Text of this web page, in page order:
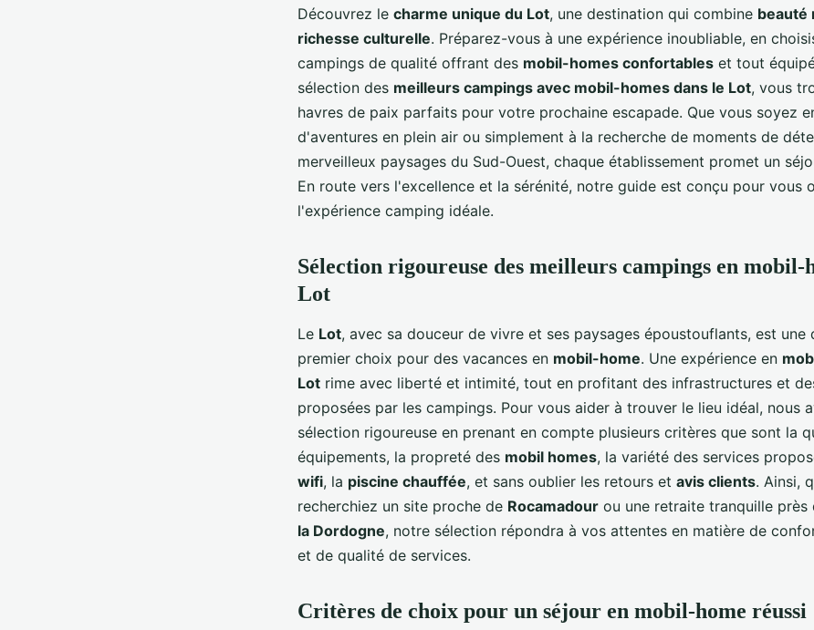
Découvrez le charme unique du Lot, une destination qui combine beauté
richesse culturelle. Préparez-vous à une expérience inoubliable, en
campings de qualité offrant des mobil-homes confortables et tout
sélection des meilleurs campings avec mobil-homes dans le Lot, vous
havres de paix parfaits pour votre prochaine escapade. Que vous soyez
d'aventures en plein air ou simplement à la recherche de moments de
merveilleux paysages du Sud-Ouest, chaque établissement promet un
En route vers l'excellence et la sérénité, notre guide est conçu pour vous
l'expérience camping idéale.
Sélection rigoureuse des meilleurs campings en mobil-
Lot
Le Lot, avec sa douceur de vivre et ses paysages époustouflants, est une
premier choix pour des vacances en mobil-home. Une expérience en
Lot rime avec liberté et intimité, tout en profitant des infrastructures et
proposées par les campings. Pour vous aider à trouver le lieu idéal, nous
sélection rigoureuse en prenant en compte plusieurs critères que sont la
équipements, la propreté des mobil homes, la variété des services
wifi, la piscine chauffée, et sans oublier les retours et avis clients. Ainsi,
recherchiez un site proche de Rocamadour ou une retraite tranquille près
la Dordogne, notre sélection répondra à vos attentes en matière de
et de qualité de services.
Critères de choix pour un séjour en mobil-home réussi